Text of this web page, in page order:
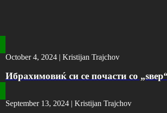
October 4, 2024 | Kristijan Trajchov
Ибрахимовиќ си се почасти со
September 13, 2024 | Kristijan Trajchov